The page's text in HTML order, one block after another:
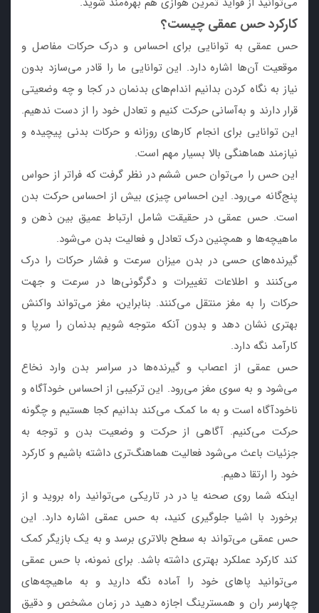
کارکرد حس عمقی چیست؟
حس عمقی به توانایی برای احساس و درک حرکات مفاصل و
موقعیت آن‌ها اشاره دارد. این توانایی ما را قادر می‌سازد بدون
نیاز به نگاه کردن بدانیم اندام‌های بدنمان در کجا و چه وضعیتی
قرار دارند و به‌آسانی حرکت کنیم و تعادل خود را از دست ندهیم.
این توانایی برای انجام کارهای روزانه و حرکات بدنی پیچیده و
نیازمند هماهنگی بالا بسیار مهم است.
این حس را می‌توان حس ششم در نظر گرفت که فراتر از حواس
پنج‌گانه می‌رود. این احساس چیزی بیش از احساس حرکت بدن
است. حس عمقی در حقیقت شامل ارتباط عمیق بین ذهن و
ماهیچه‌ها و همچنین درک تعادل و فعالیت بدن می‌شود.
گیرنده‌های حسی در بدن میزان سرعت و فشار حرکات را درک
می‌کنند و اطلاعات تغییرات و دگرگونی‌ها در سرعت و جهت
حرکات را به مغز منتقل می‌کنند. بنابراین، مغز می‌تواند واکنش
بهتری نشان دهد و بدون آنکه متوجه شویم بدنمان را سرپا و
کارآمد نگه دارد.
حس عمقی از اعصاب و گیرنده‌ها در سراسر بدن وارد نخاع
می‌شود و به سوی مغز می‌رود. این ترکیبی از احساس خودآگاه و
ناخودآگاه است و به ما کمک می‌کند بدانیم کجا هستیم و چگونه
حرکت می‌کنیم. آگاهی از حرکت و وضعیت بدن و توجه به
جزئیات باعث می‌شود فعالیت هماهنگ‌تری داشته باشیم و کارکرد
خود را ارتقا دهیم.
اینکه شما روی صحنه یا در در تاریکی می‌توانید راه بروید و از
برخورد با اشیا جلوگیری کنید، به حس عمقی اشاره دارد. این
حس عمقی می‌تواند به سطح بالاتری برسد و به یک بازیگر کمک
کند کارکرد عملکرد بهتری داشته باشد. برای نمونه، با حس عمقی
می‌توانید پاهای خود را آماده نگه دارید و به ماهیچه‌های
چهارسر ران و همسترینگ اجازه دهید در زمان مشخص و دقیق